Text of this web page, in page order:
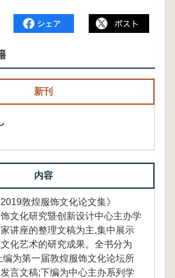
新刊
内容
敦煌服饰文化论文集》
文化研究暨创新设计中心主办学
讲座的整理文稿为主,集中展示
化艺术的研究成果。全书分为
编为第一届敦煌服饰文化论坛所
言文稿;下编为中心主办系列学